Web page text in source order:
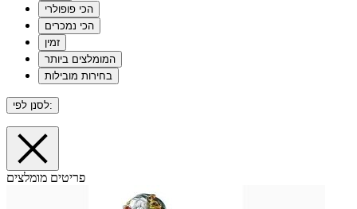
הכי פופולרי
הכי נמכרים
זמין
המומלצים ביותר
בחירות מובילות
לסנן לפי:
פריטים מומלצים